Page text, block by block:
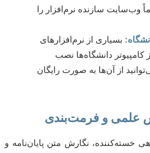
سازنده نرم‌افزار را
بسیاری از نرم‌افزارهای
دانشگاه‌ها نصب
از آن‌ها به صورت رایگان
نگارش متن پایان‌نامه و